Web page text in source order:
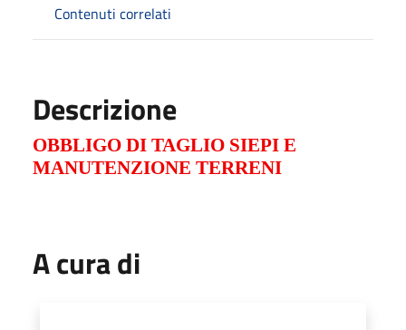
Contenuti correlati
Descrizione
OBBLIGO DI TAGLIO SIEPI E
MANUTENZIONE TERRENI
A cura di